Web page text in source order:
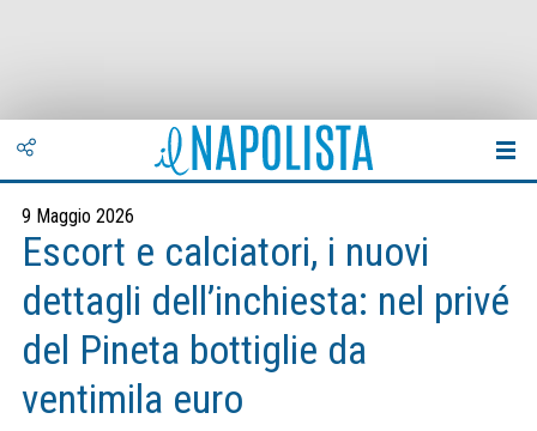
9 Maggio 2026
Escort e calciatori, i nuovi
dettagli dell’inchiesta: nel privé
del Pineta bottiglie da
ventimila euro